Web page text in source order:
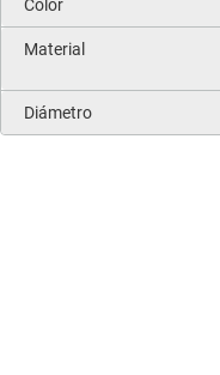
Color
Material
Diámetro